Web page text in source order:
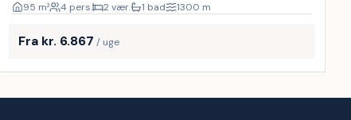
95 m² 4 pers. 2 vær. 1 bad 1300 m
Fra kr. 6.867 / uge